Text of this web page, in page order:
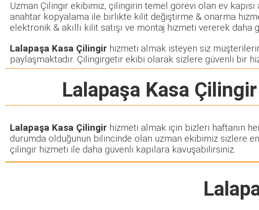
Uzman Çilingir ekibimiz, çilingirin temel görevi olan ev
anahtar kopyalama ile birlikte kilit değiştirme & onarma
elektronik & akıllı kilit satışı ve montaj hizmeti vererek daha
Lalapaşa Kasa Çilingir hizmeti almak isteyen siz
paylaşmaktadır. Çilingirgetir ekibi olarak sizlere güvenli bir
Lalapaşa Kasa Çilingir
Lalapaşa Kasa Çilingir hizmeti almak için bizleri haftanın
durumda olduğunun bilincinde olan uzman ekibimiz sizlere
çilingir hizmeti ile daha güvenli kapılara kavuşabilirsiniz.